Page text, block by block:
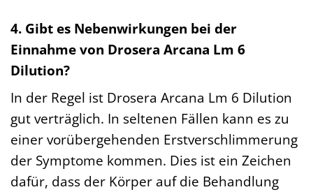
4. Gibt es Nebenwirkungen bei der
Einnahme von Drosera Arcana Lm 6
Dilution?
In der Regel ist Drosera Arcana Lm 6 Dilution
gut verträglich. In seltenen Fällen kann es zu
einer vorübergehenden Erstverschlimmerung
der Symptome kommen. Dies ist ein Zeichen
dafür, dass der Körper auf die Behandlung